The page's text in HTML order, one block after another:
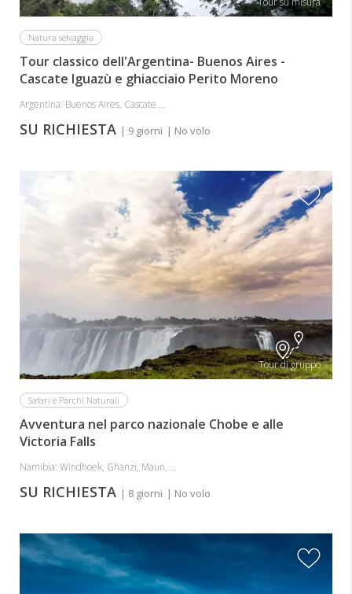
Natura selvaggia
Tour classico dell'Argentina- Buenos Aires -
Cascate Iguazù e ghiacciaio Perito Moreno
Argentina: Buenos Aires, Cascate ...
SU RICHIESTA | 9 giorni | No volo
Tour di gruppo
Safari e Parchi Naturali
Avventura nel parco nazionale Chobe e alle
Victoria Falls
Namibia: Windhoek, Ghanzi, Maun, ...
SU RICHIESTA | 8 giorni | No volo